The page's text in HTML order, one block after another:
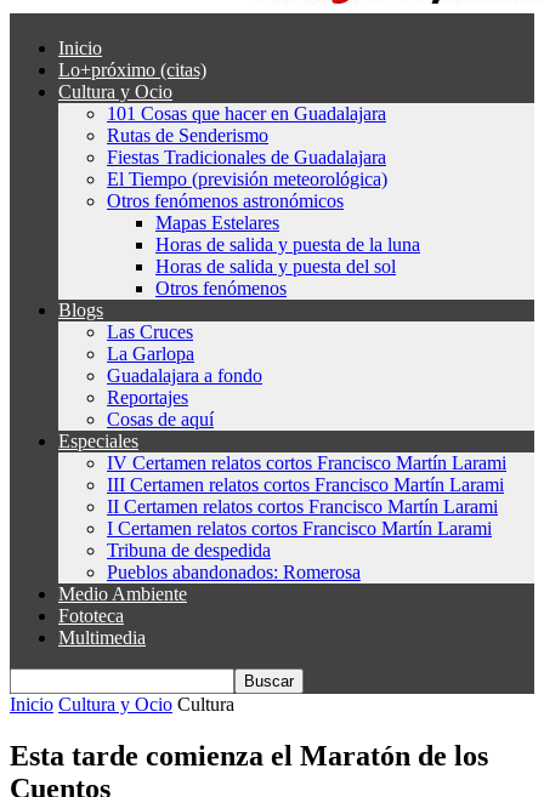
Inicio
Lo+próximo (citas)
Cultura y Ocio
101 Cosas que hacer en Guadalajara
Rutas de Senderismo
Fiestas Tradicionales de Guadalajara
El Tiempo (previsión meteorológica)
Otros fenómenos astronómicos
Mapas Estelares
Horas de salida y puesta de la luna
Horas de salida y puesta del sol
Otros fenómenos
Blogs
Las Cruces
La Garlopa
Guadalajara a fondo
Reportajes
Cosas de aquí
Especiales
IV Certamen relatos cortos Francisco Martín Larami
III Certamen relatos cortos Francisco Martín Larami
II Certamen relatos cortos Francisco Martín Larami
I Certamen relatos cortos Francisco Martín Larami
Tribuna de despedida
Pueblos abandonados: Romerosa
Medio Ambiente
Fototeca
Multimedia
Inicio Cultura y Ocio Cultura
Esta tarde comienza el Maratón de los
Cuentos